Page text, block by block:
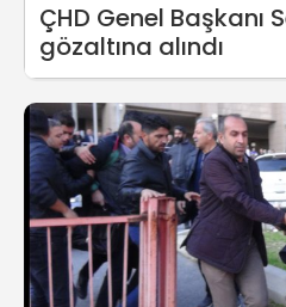
ÇHD Genel Başkanı
gözaltına alındı